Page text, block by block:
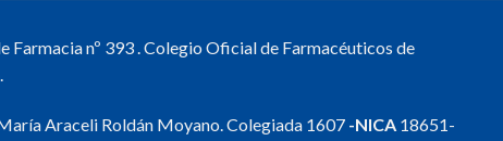
Farmacia nº 393 . Colegio Oficial de Farmacéuticos de
Araceli Roldán Moyano. Colegiada 1607 -NICA 18651-